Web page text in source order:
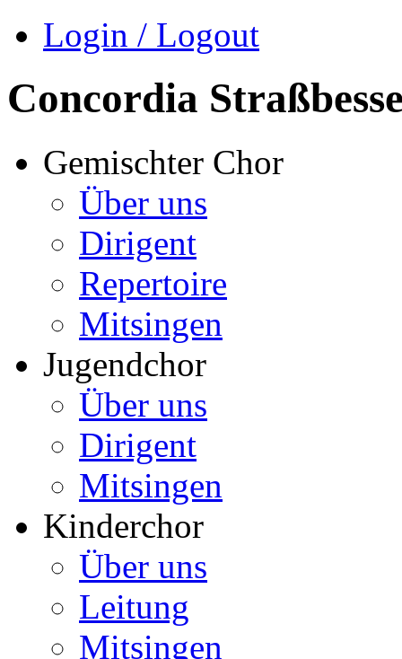
Login / Logout
Concordia
Gemischter Chor
Über uns
Dirigent
Repertoire
Mitsingen
Jugendchor
Über uns
Dirigent
Mitsingen
Kinderchor
Über uns
Leitung
Mitsingen